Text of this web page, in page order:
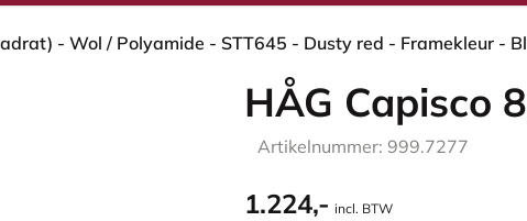
HÅG Capisco
Artikelnummer: 999.7277
1.224,- incl. BTW